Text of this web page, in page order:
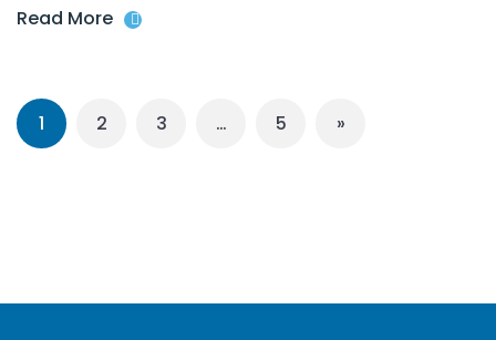
Read More
1 2 3 … 5 »